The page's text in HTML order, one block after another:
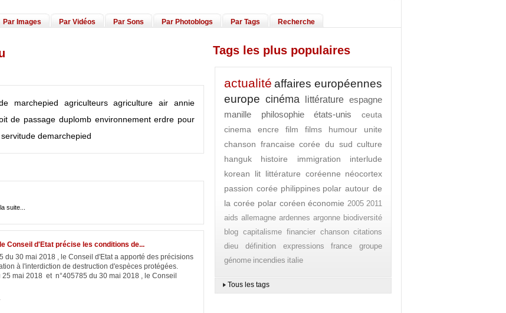
Par Images Par Vidéos Par Sons Par Photoblogs Par Tags Recherche
marchepied agriculteurs agriculture air
annie
de passage duplomb environnement erdre pour
servitude demarchepied
suite...
Conseil d'Etat précise les conditions de...
du 30 mai 2018 , le Conseil d'Etat a apporté des précisions
à l'interdiction de destruction d'espèces protégées.
mai 2018 et n°405785 du 30 mai 2018 , le Conseil
Tags les plus populaires
actualité affaires européennes
europe cinéma littérature espagne
manille
philosophie états-unis
ceuta
cinema
encre film films humour
unite
chanson francaise corée du sud culture
hanguk
histoire immigration
interlude
korean lit littérature coréenne néocortex
passion corée philippines polar autour de
la corée polar coréen économie 2005 2011
aids allemagne ardennes argonne biodiversité
blog capitalisme financier chanson citations
dieu
définition expressions france
groupe
génome incendies italie
Tous les tags